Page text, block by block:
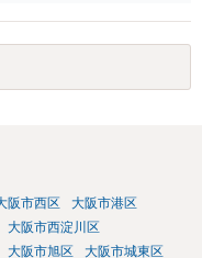
を予定しているとなる
、場合によっては、契約
かという危惧はありま
阪市西区
大阪市港区
大阪市西淀川区
大阪市旭区
大阪市城東区